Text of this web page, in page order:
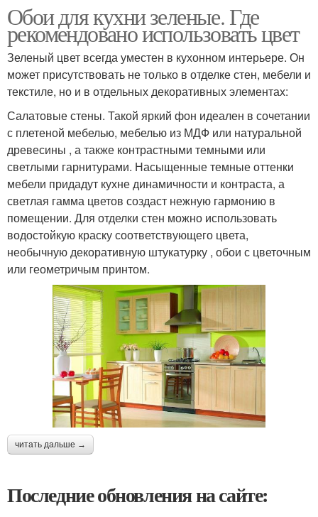
Обои для кухни зеленые. Где
рекомендовано использовать цвет
Зеленый цвет всегда уместен в кухонном интерьере. Он
может присутствовать не только в отделке стен, мебели и
текстиле, но и в отдельных декоративных элементах:
Салатовые стены. Такой яркий фон идеален в сочетании
с плетеной мебелью, мебелью из МДФ или натуральной
древесины , а также контрастными темными или
светлыми гарнитурами. Насыщенные темные оттенки
мебели придадут кухне динамичности и контраста, а
светлая гамма цветов создаст нежную гармонию в
помещении. Для отделки стен можно использовать
водостойкую краску соответствующего цвета,
необычную декоративную штукатурку , обои с цветочным
или геометричым принтом.
читать дальше →
Последние обновления на сайте: